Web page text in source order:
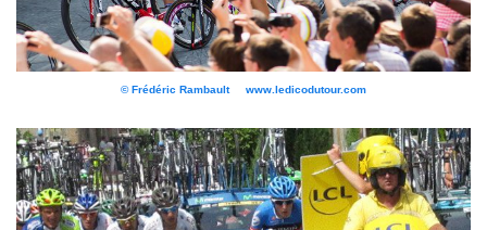
© Frédéric Rambault www.ledicodutour.com